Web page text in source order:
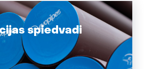
spiedvadi